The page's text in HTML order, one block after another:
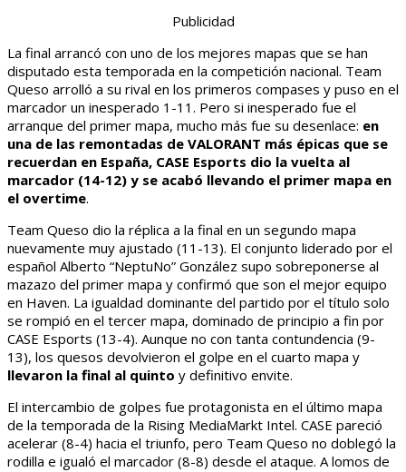
Publicidad
La final arrancó con uno de los mejores mapas que se han
disputado esta temporada en la competición nacional. Team
Queso arrolló a su rival en los primeros compases y puso en el
marcador un inesperado 1-11. Pero si inesperado fue el
arranque del primer mapa, mucho más fue su desenlace: en
una de las remontadas de VALORANT más épicas que se
recuerdan en España, CASE Esports dio la vuelta al
marcador (14-12) y se acabó llevando el primer mapa en
el overtime.
Team Queso dio la réplica a la final en un segundo mapa
nuevamente muy ajustado (11-13). El conjunto liderado por el
español Alberto “NeptuNo” González supo sobreponerse al
mazazo del primer mapa y confirmó que son el mejor equipo
en Haven. La igualdad dominante del partido por el título solo
se rompió en el tercer mapa, dominado de principio a fin por
CASE Esports (13-4). Aunque no con tanta contundencia (9-
13), los quesos devolvieron el golpe en el cuarto mapa y
llevaron la final al quinto y definitivo envite.
El intercambio de golpes fue protagonista en el último mapa
de la temporada de la Rising MediaMarkt Intel. CASE pareció
acelerar (8-4) hacia el triunfo, pero Team Queso no doblegó la
rodilla e igualó el marcador (8-8) desde el ataque. A lomos de